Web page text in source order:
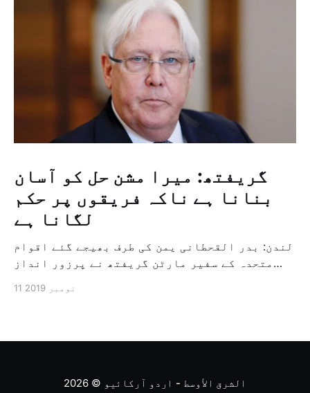
گریفتھ: میرا مشن حل کو آسان
بنانا ہے ناکہ فریقوں پر حکم
لگانا ہے
لندن: بدر القحطانی یمن کی طرف بھیجے گئے اقوام
متحدہ کے سفیر مارٹن گریفتھ نے پرزور انداز
ثالثی اور اس کشمکش کی حدبندی کرنے کے لئے ایک
11 نومبر 2019
الشرق الأوسط - اردو آرکائیو © 2026